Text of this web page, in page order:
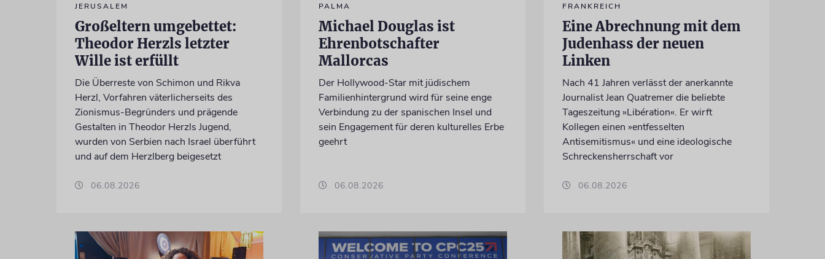
JERUSALEM
Großeltern umgebettet:
Theodor Herzls letzter
Wille ist erfüllt
Die Überreste von Schimon und Rikva
Herzl, Vorfahren väterlicherseits des
Zionismus-Begründers und prägende
Gestalten in Theodor Herzls Jugend,
wurden von Serbien nach Israel überführt
und auf dem Herzlberg beigesetzt
06.08.2026
PALMA
Michael Douglas ist
Ehrenbotschafter
Mallorcas
Der Hollywood-Star mit jüdischem
Familienhintergrund wird für seine enge
Verbindung zu der spanischen Insel und
sein Engagement für deren kulturelles Erbe
geehrt
06.08.2026
FRANKREICH
Eine Abrechnung mit dem
Judenhass der neuen
Linken
Nach 41 Jahren verlässt der anerkannte
Journalist Jean Quatremer die beliebte
Tageszeitung »Libération«. Er wirft
Kollegen einen »entfesselten
Antisemitismus« und eine ideologische
Schreckensherrschaft vor
06.08.2026